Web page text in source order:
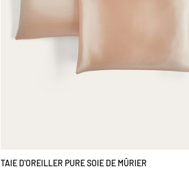
TAIE D'OREILLER PURE SOIE DE MÛRIER